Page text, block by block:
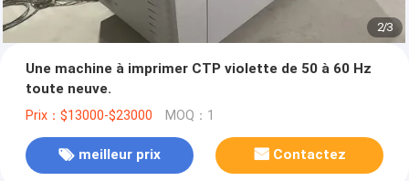
2/3
Une machine à imprimer CTP violette de 50 à 60 Hz
toute neuve.
Prix：$13000-$23000 MOQ：1
meilleur prix Contactez